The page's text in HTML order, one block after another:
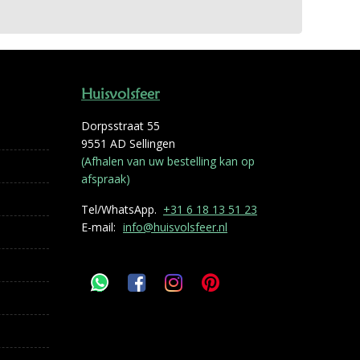
Huisvolsfeer
Dorpsstraat 55
9551 AD Sellingen
(Afhalen van uw bestelling kan op
afspraak)
Tel/WhatsApp. +31 6 18 13 51 23
E-mail: info@huisvolsfeer.nl